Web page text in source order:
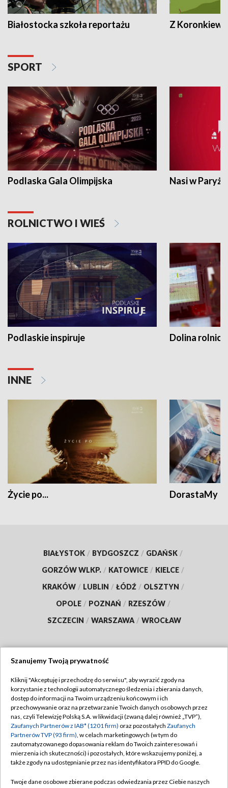
Białostocka szkoła reportażu Z
SPORT
Podlaska Gala Olimpijska Nasi w Paryżu
ROLNICTWO I WIEŚ
Podlaskie inspiruje Dolina
INNE
Życie po... DorastaMy
BIAŁYSTOK / BYDGOSZCZ / GDAŃSK /
GORZÓW WLKP. / KATOWICE / KIELCE /
KRAKÓW / LUBLIN / ŁÓDŹ / OLSZTYN /
OPOLE / POZNAŃ / RZESZÓW /
SZCZECIN / WARSZAWA / WROCŁAW
TVP
Abonament TVP
Emisja w TVP
Centrum informacji TVP
Naziemna Telewizja Cyfrowa
Regulamin TVP
Polityka prywatności
Moje zgody
Pomoc
Szanujemy Twoją prywatność
Kliknij "Akceptuję i przechodzę do serwisu", aby wyrazić zgody na
korzystanie z technologii automatycznego śledzenia i zbierania danych,
dostęp do informacji na Twoim urządzeniu końcowym i ich
przechowywanie oraz na przetwarzanie Twoich danych osobowych przez
nas, czyli Telewizję Polską S.A. w likwidacji (zwaną dalej również „TVP”),
Zaufanych Partnerów z IAB* (1201 firm) oraz pozostałych Zaufanych
Partnerów TVP (93 firm), w celach marketingowych (w tym do
zautomatyzowanego dopasowania reklam do Twoich zainteresowań i
mierzenia ich skuteczności) i pozostałych, które wskazujemy poniżej, a
także zgody na udostępnianie przez nas identyfikatora PPID do Google.
Twoje dane osobowe zbierane podczas odwiedzania przez Ciebie naszych